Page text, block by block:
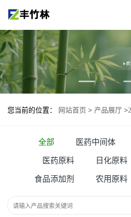
您当前的位置： 网站首页 > 产品展厅 >
全部 医药中间体
医药原料 日化原料
食品添加剂 农用原料